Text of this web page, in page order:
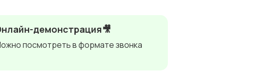
демонстрация🎥
посмотреть в формате звонка